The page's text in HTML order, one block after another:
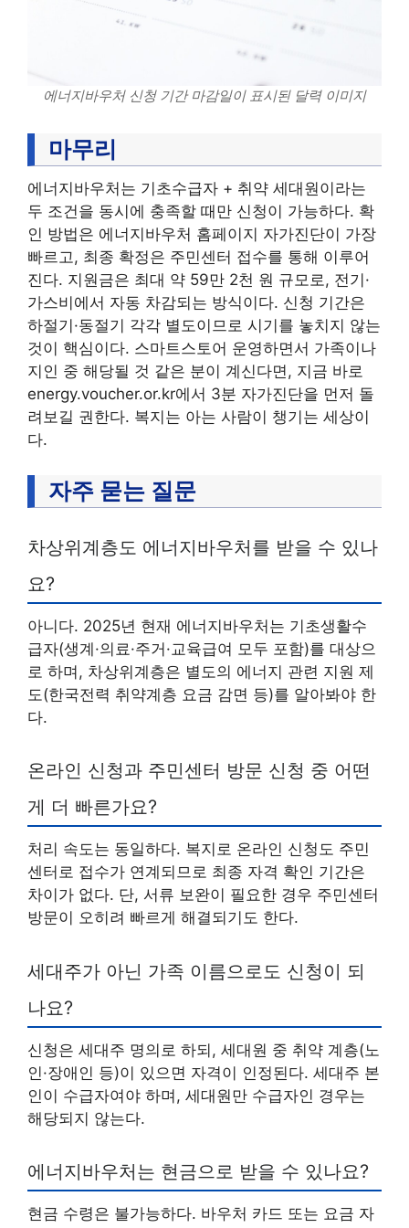
에너지바우처 신청 기간 마감일이 표시된 달력 이미지
마무리
에너지바우처는 기초수급자 + 취약 세대원이라는
두 조건을 동시에 충족할 때만 신청이 가능하다. 확
인 방법은 에너지바우처 홈페이지 자가진단이 가장
빠르고, 최종 확정은 주민센터 접수를 통해 이루어
진다. 지원금은 최대 약 59만 2천 원 규모로, 전기·
가스비에서 자동 차감되는 방식이다. 신청 기간은
하절기·동절기 각각 별도이므로 시기를 놓치지 않는
것이 핵심이다. 스마트스토어 운영하면서 가족이나
지인 중 해당될 것 같은 분이 계신다면, 지금 바로
energy.voucher.or.kr에서 3분 자가진단을 먼저 돌
려보길 권한다. 복지는 아는 사람이 챙기는 세상이
다.
자주 묻는 질문
차상위계층도 에너지바우처를 받을 수 있나
요?
아니다. 2025년 현재 에너지바우처는 기초생활수
급자(생계·의료·주거·교육급여 모두 포함)를 대상으
로 하며, 차상위계층은 별도의 에너지 관련 지원 제
도(한국전력 취약계층 요금 감면 등)를 알아봐야 한
다.
온라인 신청과 주민센터 방문 신청 중 어떤
게 더 빠른가요?
처리 속도는 동일하다. 복지로 온라인 신청도 주민
센터로 접수가 연계되므로 최종 자격 확인 기간은
차이가 없다. 단, 서류 보완이 필요한 경우 주민센터
방문이 오히려 빠르게 해결되기도 한다.
세대주가 아닌 가족 이름으로도 신청이 되
나요?
신청은 세대주 명의로 하되, 세대원 중 취약 계층(노
인·장애인 등)이 있으면 자격이 인정된다. 세대주 본
인이 수급자여야 하며, 세대원만 수급자인 경우는
해당되지 않는다.
에너지바우처는 현금으로 받을 수 있나요?
현금 수령은 불가능하다. 바우처 카드 또는 요금 자